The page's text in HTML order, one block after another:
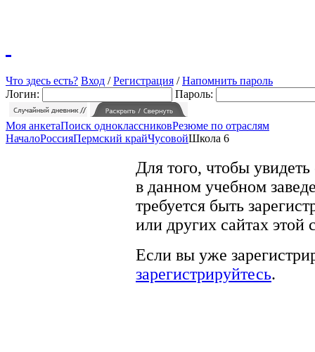
Что здесь есть? Вход /Регистрация /Напомнить пароль
Логин:
Пароль:
Моя анкетаПоиск одноклассниковРезюме по отраслям
НачалоРоссияПермский крайЧусовойШкола 6
Для того, чтобы
в данном учебном
требуется быть
или других сайтах этой
Если вы уже
зарегистрируйтесь.